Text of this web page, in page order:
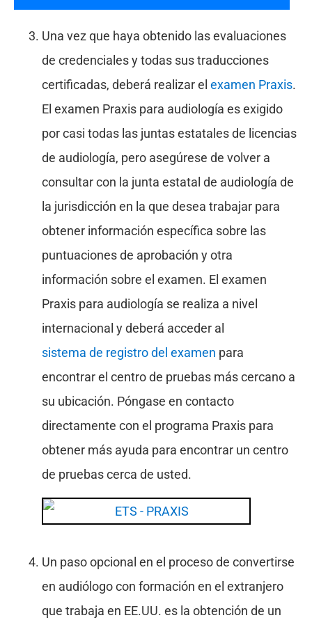
Una vez que haya obtenido las evaluaciones
de credenciales y todas sus traducciones
certificadas, deberá realizar el examen Praxis.
El examen Praxis para audiología es exigido
por casi todas las juntas estatales de licencias
de audiología, pero asegúrese de volver a
consultar con la junta estatal de audiología de
la jurisdicción en la que desea trabajar para
obtener información específica sobre las
puntuaciones de aprobación y otra
información sobre el examen. El examen
Praxis para audiología se realiza a nivel
internacional y deberá acceder al
sistema de registro del examen para
encontrar el centro de pruebas más cercano a
su ubicación. Póngase en contacto
directamente con el programa Praxis para
obtener más ayuda para encontrar un centro
de pruebas cerca de usted.
Un paso opcional en el proceso de convertirse
en audiólogo con formación en el extranjero
que trabaja en EE.UU. es la obtención de un